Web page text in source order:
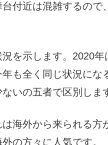
付近は混雑するの
を示します。2020
も全く同じ状況にな
いの五者で区別しま
海外から来られる
の方々に人気です。